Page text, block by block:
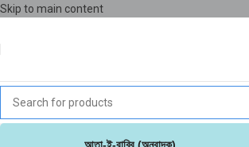
Skip to main content